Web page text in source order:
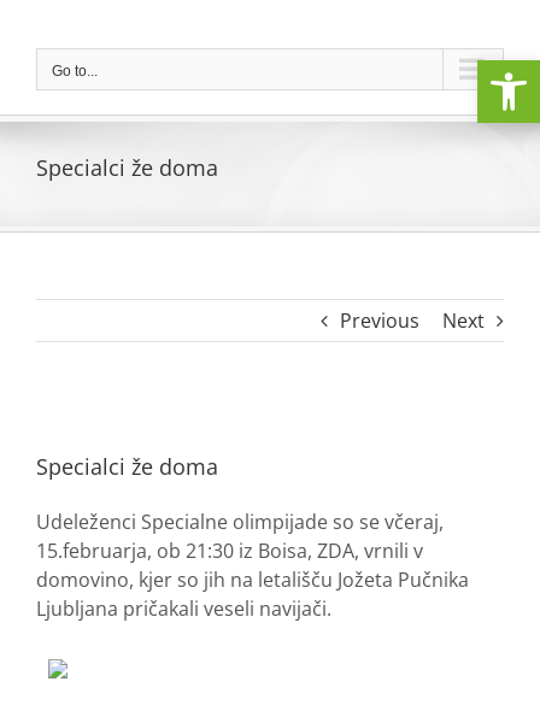
contentGo to...
Specialci že doma
Previous Next
Larger
Image
Specialci že doma
Udeleženci Specialne olimpijade so se včeraj,
15.februarja, ob 21:30 iz Boisa, ZDA, vrnili v
domovino, kjer so jih na letališču Jožeta Pučnika
Ljubljana pričakali veseli navijači.